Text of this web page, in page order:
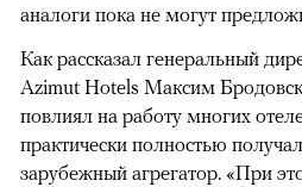
аналоги пока не могут
Как рассказал генеральный
Azimut Hotels Максим
повлиял на работу многих
практически полностью
зарубежный агрегатор. «При